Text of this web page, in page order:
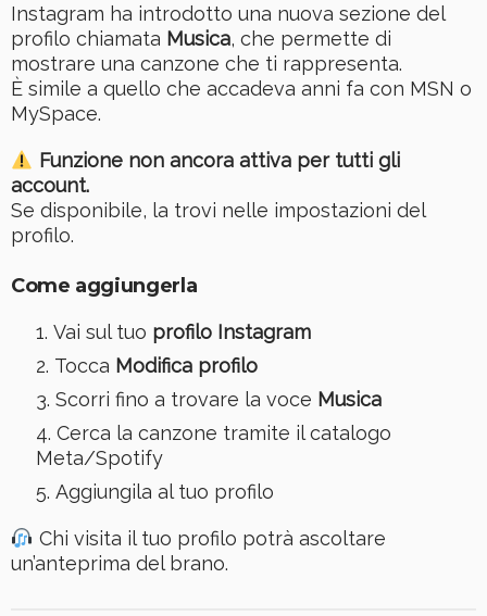
Instagram ha introdotto una nuova sezione del
profilo chiamata Musica, che permette di
mostrare una canzone che ti rappresenta.
È simile a quello che accadeva anni fa con MSN o
MySpace.
Funzione non ancora attiva per tutti gli
account.
Se disponibile, la trovi nelle impostazioni del
profilo.
Come aggiungerla
Vai sul tuo profilo Instagram
Tocca Modifica profilo
Scorri fino a trovare la voce Musica
Cerca la canzone tramite il catalogo
Meta/Spotify
Aggiungila al tuo profilo
Chi visita il tuo profilo potrà ascoltare
un’anteprima del brano.